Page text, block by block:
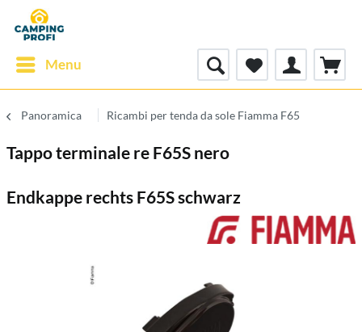
Menu
Panoramica Ricambi per tenda da sole Fiamma F65
Tappo terminale re F65S nero
Endkappe rechts F65S schwarz